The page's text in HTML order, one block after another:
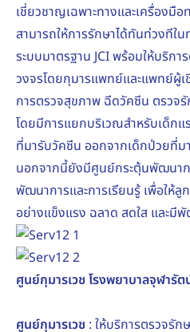
เชี่ยวชาญเฉพาะทางและเครื่องมื
สามารถให้การรักษาได้ทันท่วงทีใ
ระบบมาตรฐาน JCI พร้อมให้บริก
วงจรโดยกุมารแพทย์และแพทย์ผู้เ
การตรวจสุขภาพ ฉีดวัคซีน ตรวจ
โดยมีการแยกบริเวณสำหรับเด็ก
ที่มารับวัคซีน ออกจากเด็กป่วยที่
นอกจากนี้ยังมีศูนย์กระตุ้นพัฒนาก
พัฒนาการและการเรียนรู้ เพื่อใ
อย่างแข็งแรง ฉลาด สดใส และมี
ศูนย์กุมารเวช โรงพยาบาลจุฬารั
ศูนย์กุมารเวช : ให้บริการตรวจรัก